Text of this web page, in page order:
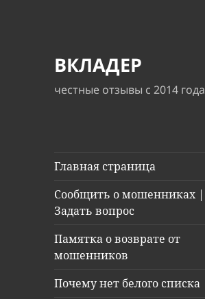
ВКЛАДЕР
честные отзывы с 2014 года
Главная страница
Сообщить о мошенниках |
Задать вопрос
Памятка о возврате от
мошенников
Почему нет белого списка